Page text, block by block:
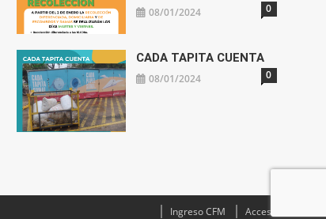
08/01/2024 0
CADA TAPITA CUENTA
08/01/2024 0
Ingreso CFM Acceso